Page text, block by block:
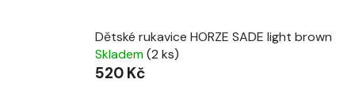
Dětské rukavice HORZE SADE light brown
Skladem(2 ks)
520 Kč